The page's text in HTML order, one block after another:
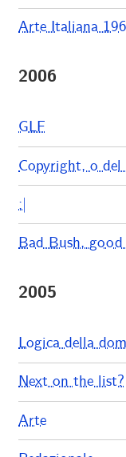
Arte Italiana
2006
GLF
Copyright, o
:|
Bad Bush, good
2005
Logica della
Next on the list?
Arte